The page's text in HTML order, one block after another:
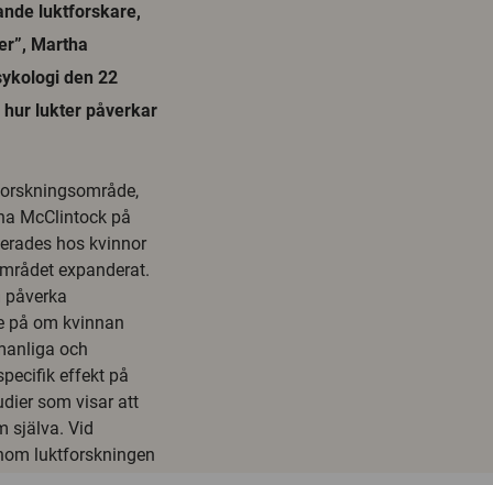
luktforskare,
Martha
den 22
lukter påverkar
McClintock på
hos kvinnor
expanderat.
på om kvinnan
och
effekt på
som visar att
själva. Vid
luktforskningen